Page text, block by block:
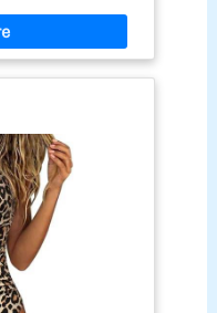
valeur la ligne de
pour femmes : la
en maille
rendre le
82 % nylon + 18 %
séchage rapide,
fait un maillot de
Occasion :
pour le surf, la
miel, Hawaï, les
les vacances en
nautiques.
souple, des